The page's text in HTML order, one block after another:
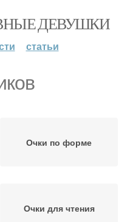
ДЕВУШКИ
статьи
Очки по форме
Очки для чтения